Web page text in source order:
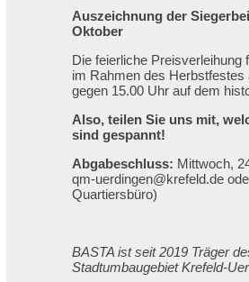
Auszeichnung der
Oktober
Die feierliche Preisverleihung
im Rahmen des
gegen 15.00 Uhr auf dem
Also, teilen Sie uns mit,
sind gespannt!
Abgabeschluss: Mittwoch,
qm-uerdingen@krefeld.de
Quartiersbüro)
BASTA ist seit 2019 Träger
Stadtumbaugebiet Krefeld-